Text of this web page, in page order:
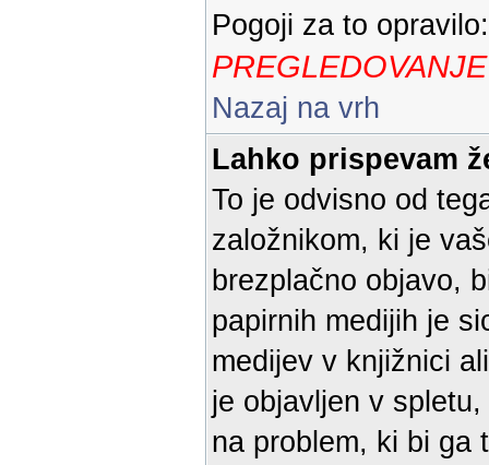
Pogoji za to
Nazaj na vrh
Lahko prispevam
To je odvisno od
založnikom, ki je
brezplačno objavo,
papirnih medijih je
medijev v knjižnici
je objavljen v
na problem, ki bi ga